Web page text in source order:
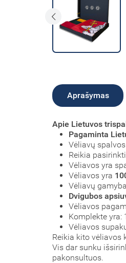
Aprašymas
Apie Lietuvos
Pagaminta
Vėliavų
Reikia
Vėliavos yra
Vėliavos yra
Vėliavų
Dvigubos
Vėliavos
Komplekte yra:
Vėliavos
Reikia kito vėliavos
Vis dar sunku
pakonsultuos.